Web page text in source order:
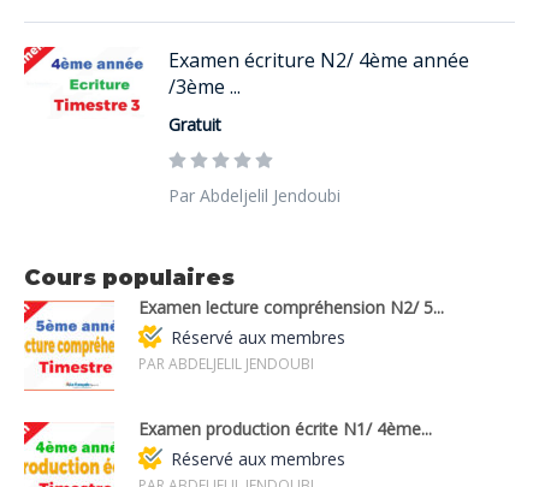
Examen écriture N2/ 4ème année
/3ème ...
Gratuit
Par Abdeljelil Jendoubi
Cours populaires
Examen lecture compréhension N2/ 5...
Réservé aux membres
PAR ABDELJELIL JENDOUBI
Examen production écrite N1/ 4ème...
Réservé aux membres